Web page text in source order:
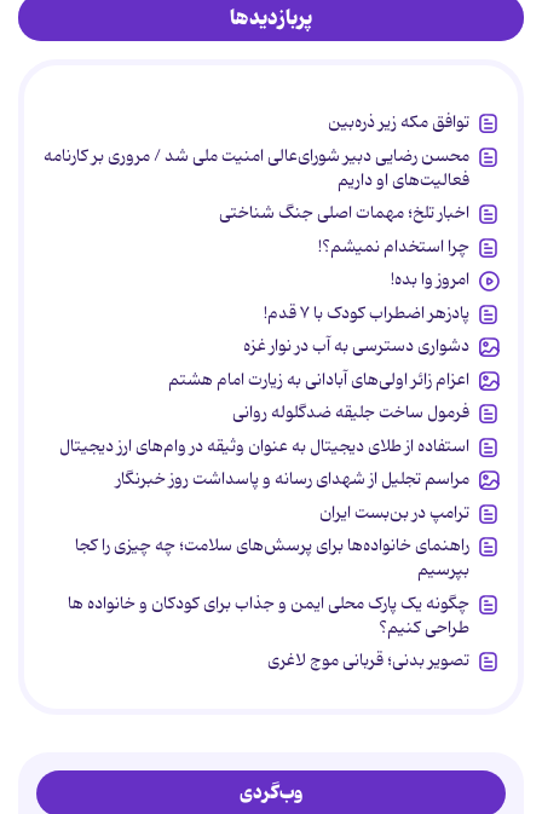
پربازدیدها
توافق مکه زیر ذره‌بین
محسن رضایی دبیر شورای‌عالی امنیت ملی شد / مروری بر کارنامه
فعالیت‌های او داریم
اخبار تلخ؛ مهمات اصلی جنگ شناختی
چرا استخدام نمیشم؟!
امروز وا بده!
پادزهر اضطراب کودک با ۷ قدم!
دشواری دسترسی به آب در نوار غزه
اعزام زائر اولی‌های آبادانی به زیارت امام هشتم
فرمول ساخت جلیقه ضدگلوله روانی
استفاده از طلای دیجیتال به عنوان وثیقه در وام‌های ارز دیجیتال
مراسم تجلیل از شهدای رسانه و پاسداشت روز خبرنگار
ترامپ در بن‌بست ایران
راهنمای خانواده‌ها برای پرسش‌های سلامت؛ چه چیزی را کجا
بپرسیم
چگونه یک پارک محلی ایمن و جذاب برای کودکان و خانواده ها
طراحی کنیم؟
تصویر بدنی؛ قربانی موج لاغری
وب‌گردی